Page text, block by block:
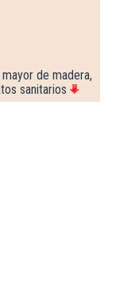
de madera,
sanitarios